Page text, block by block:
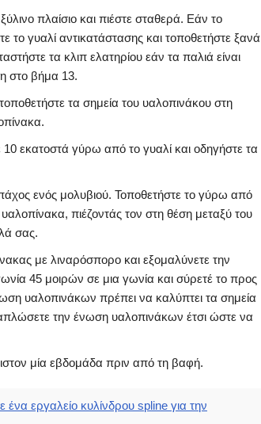
πλαίσιο και πιέστε σταθερά. Εάν το
το γυαλί αντικατάστασης και τοποθετήστε ξανά
τα κλιπ ελατηρίου εάν τα παλιά είναι
στο βήμα 13.
τα σημεία του υαλοπινάκου στη
εκατοστά γύρω από το γυαλί και οδηγήστε τα
ενός μολυβιού. Τοποθετήστε το γύρω από
πιέζοντάς τον στη θέση μεταξύ του
σας.
με λιναρόσπορο και εξομαλύνετε την
45 μοιρών σε μια γωνία και σύρετέ το προς
υαλοπινάκων πρέπει να καλύπτει τα σημεία
την ένωση υαλοπινάκων έτσι ώστε να
μία εβδομάδα πριν από τη βαφή.
εργαλείο κυλίνδρου spline για την